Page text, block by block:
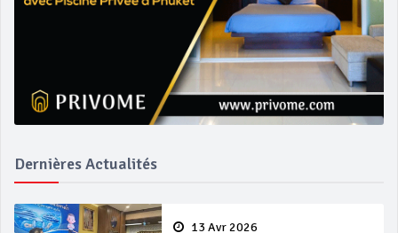
Dernières Actualités
13 Avr 2026